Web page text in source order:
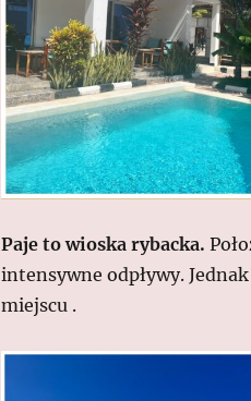
Paje to wioska rybacka.
intensywne odpływy.
miejscu .